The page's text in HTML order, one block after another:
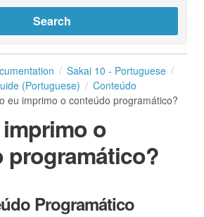
Sakai 10 - Portuguese
(Portuguese)
Conteúdo
eu imprimo o conteúdo programático?
o
programático?
Programático